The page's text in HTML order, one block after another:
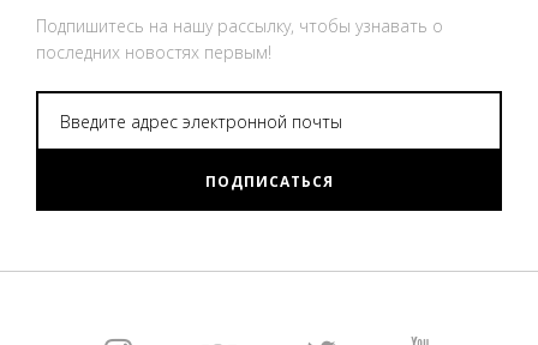
Подпишитесь на нашу рассылку, чтобы узнавать о
последних новостях первым!
ПОДПИСАТЬСЯ